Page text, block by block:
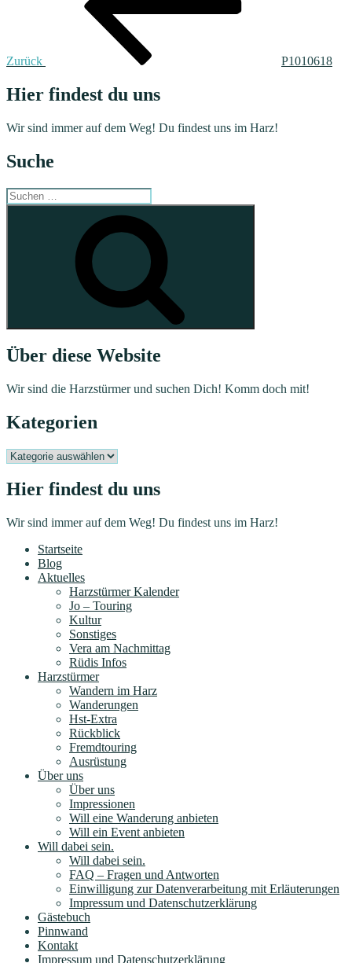
Zurück P1010618
Hier findest du uns
Wir sind immer auf dem Weg! Du findest uns im Harz!
Suche
Suchen
nach:
Über diese Website
Wir sind die Harzstürmer und suchen Dich! Komm doch mit!
Kategorien
Kategorien
Hier findest du uns
Wir sind immer auf dem Weg! Du findest uns im Harz!
Startseite
Blog
Aktuelles
Harzstürmer Kalender
Jo – Touring
Kultur
Sonstiges
Vera am Nachmittag
Rüdis Infos
Harzstürmer
Wandern im Harz
Wanderungen
Hst-Extra
Rückblick
Fremdtouring
Ausrüstung
Über uns
Über uns
Impressionen
Will eine Wanderung anbieten
Will ein Event anbieten
Will dabei sein.
Will dabei sein.
FAQ – Fragen und Antworten
Einwilligung zur Datenverarbeitung mit Erläuterungen
Impressum und Datenschutzerklärung
Gästebuch
Pinnwand
Kontakt
Impressum und Datenschutzerklärung